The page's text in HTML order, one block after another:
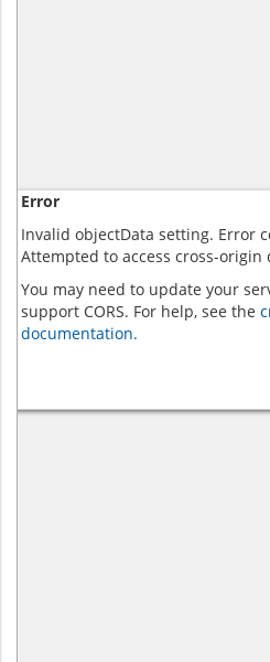
Error
Invalid objectData setting. Error
Attempted to access cross-origin
You may need to update your
support CORS. For help, see the
documentation.